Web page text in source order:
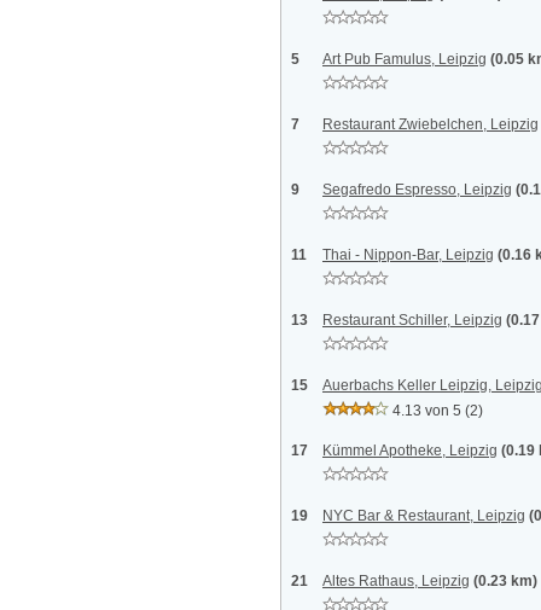
5 Art Pub Famulus, Leipzig (0.05
7 Restaurant Zwiebelchen, Leipzig
9 Segafredo Espresso, Leipzig
11 Thai - Nippon-Bar, Leipzig (0.16
13 Restaurant Schiller, Leipzig
15
Auerbachs Keller Leipzig,
4.13 von 5 (2)
17 Kümmel Apotheke, Leipzig (0.19
19 NYC Bar & Restaurant, Leipzig
21 Altes Rathaus, Leipzig (0.23 km)